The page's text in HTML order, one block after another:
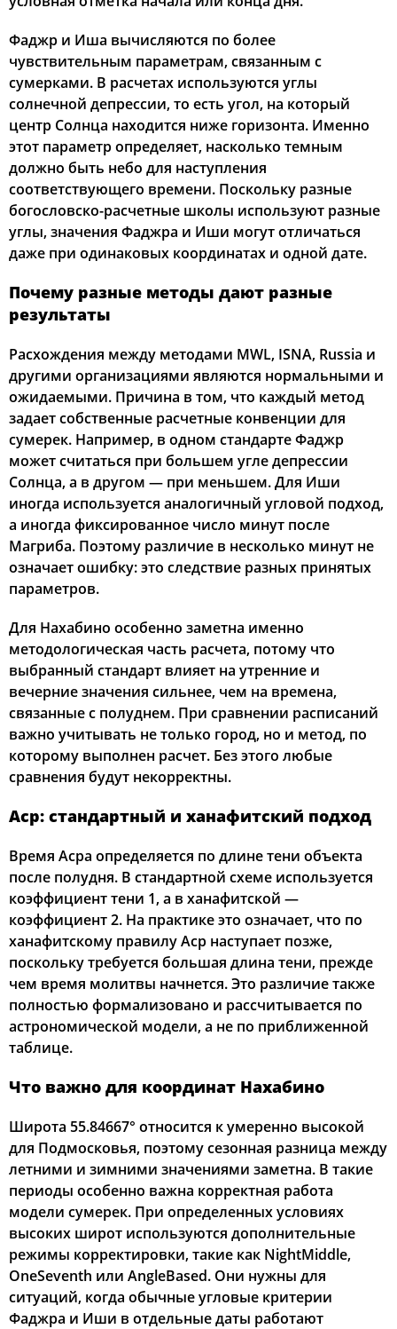
Фаджр и Иша вычисляются по более
чувствительным параметрам, связанным с
сумерками. В расчетах используются углы
солнечной депрессии, то есть угол, на который
центр Солнца находится ниже горизонта. Именно
этот параметр определяет, насколько темным
должно быть небо для наступления
соответствующего времени. Поскольку разные
богословско-расчетные школы используют разные
углы, значения Фаджра и Иши могут отличаться
даже при одинаковых координатах и одной дате.
Почему разные методы дают разные
результаты
Расхождения между методами MWL, ISNA, Russia и
другими организациями являются нормальными и
ожидаемыми. Причина в том, что каждый метод
задает собственные расчетные конвенции для
сумерек. Например, в одном стандарте Фаджр
может считаться при большем угле депрессии
Солнца, а в другом — при меньшем. Для Иши
иногда используется аналогичный угловой подход,
а иногда фиксированное число минут после
Магриба. Поэтому различие в несколько минут не
означает ошибку: это следствие разных принятых
параметров.
Для Нахабино особенно заметна именно
методологическая часть расчета, потому что
выбранный стандарт влияет на утренние и
вечерние значения сильнее, чем на времена,
связанные с полуднем. При сравнении расписаний
важно учитывать не только город, но и метод, по
которому выполнен расчет. Без этого любые
сравнения будут некорректны.
Аср: стандартный и ханафитский подход
Время Асра определяется по длине тени объекта
после полудня. В стандартной схеме используется
коэффициент тени 1, а в ханафитской —
коэффициент 2. На практике это означает, что по
ханафитскому правилу Аср наступает позже,
поскольку требуется большая длина тени, прежде
чем время молитвы начнется. Это различие также
полностью формализовано и рассчитывается по
астрономической модели, а не по приближенной
таблице.
Что важно для координат Нахабино
Широта 55.84667° относится к умеренно высокой
для Подмосковья, поэтому сезонная разница между
летними и зимними значениями заметна. В такие
периоды особенно важна корректная работа
модели сумерек. При определенных условиях
высоких широт используются дополнительные
режимы корректировки, такие как NightMiddle,
OneSeventh или AngleBased. Они нужны для
ситуаций, когда обычные угловые критерии
Фаджра и Иши в отдельные даты работают